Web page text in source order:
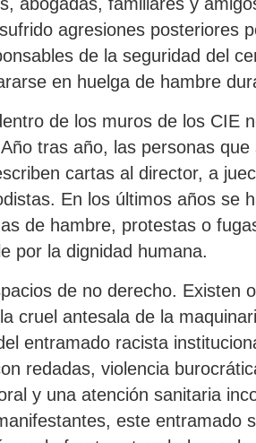
agresiones posteriores
de la seguridad del
en huelga de hambre
de los muros de los CIE
tras año, las personas que
cartas al director, a
En los últimos años se
de hambre, protestas o
por la dignidad humana.
de no derecho. Existen
cruel antesala de la
entramado racista
redadas, violencia
y una atención sanitaria
este entramado